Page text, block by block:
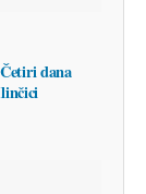
dana